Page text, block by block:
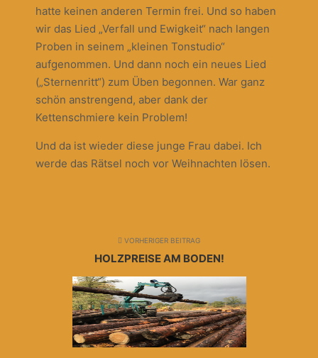
hatte keinen anderen Termin frei. Und so haben
wir das Lied „Verfall und Ewigkeit“ nach langen
Proben in seinem „kleinen Tonstudio“
aufgenommen. Und dann noch ein neues Lied
(„Sternenritt“) zum Üben begonnen. War ganz
schön anstrengend, aber dank der
Kettenschmiere kein Problem!
Und da ist wieder diese junge Frau dabei. Ich
werde das Rätsel noch vor Weihnachten lösen.
VORHERIGER BEITRAG
HOLZPREISE AM BODEN!